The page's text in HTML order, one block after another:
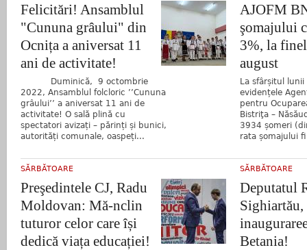
Felicitări! Ansamblul
"Cununa grâului" din
Ocnița a aniversat 11
ani de activitate!
Duminică, 9 octombrie
2022, Ansamblul folcloric ’’Cununa
grâului’’ a aniversat 11 ani de
activitate! O sală plină cu
spectatori avizați – părinți și bunici,
autorități comunale, oaspeți...
AJOFM
şomajului
3%, la
august
La sfârșitul
evidențele
pentru
Bistriţa –
3934 șomeri
rata șomajului
SĂRBĂTOARE
Preşedintele CJ, Radu
Moldovan: Mă-nclin
tuturor celor care își
dedică viața educației!
SĂRBĂTOARE
Deputatul
Betania!